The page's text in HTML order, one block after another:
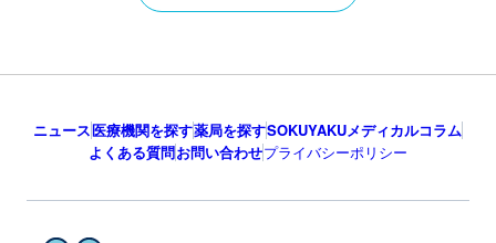
ニュース医療機関を探す薬局を探すSOKUYAKUメディカルコラム
よくある質問お問い合わせプライバシーポリシー